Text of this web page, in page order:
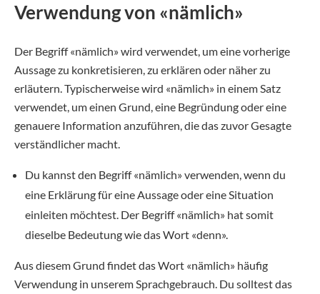
Verwendung von «nämlich»
Der Begriff «nämlich» wird verwendet, um eine vorherige
Aussage zu konkretisieren, zu erklären oder näher zu
erläutern. Typischerweise wird «nämlich» in einem Satz
verwendet, um einen Grund, eine Begründung oder eine
genauere Information anzuführen, die das zuvor Gesagte
verständlicher macht.
Du kannst den Begriff «nämlich» verwenden, wenn du
eine Erklärung für eine Aussage oder eine Situation
einleiten möchtest. Der Begriff «nämlich» hat somit
dieselbe Bedeutung wie das Wort «denn».
Aus diesem Grund findet das Wort «nämlich» häufig
Verwendung in unserem Sprachgebrauch. Du solltest das